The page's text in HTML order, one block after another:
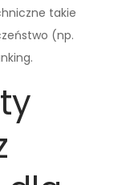
takie
(np.